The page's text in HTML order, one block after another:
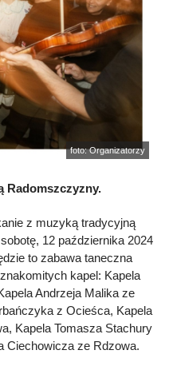
foto: Organizatorzy
Radomszczyzny.
z muzyką tradycyjną
12 października 2024
to zabawa taneczna
kapel: Kapela
Andrzeja Malika ze
z Ocieśca, Kapela
Kapela Tomasza Stachury
Ciechowicza ze Rdzowa.